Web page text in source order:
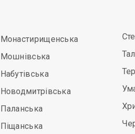
Монастирищенська
Мошнівська
Набутівська
Новодмитрівська
Паланська
Піщанська